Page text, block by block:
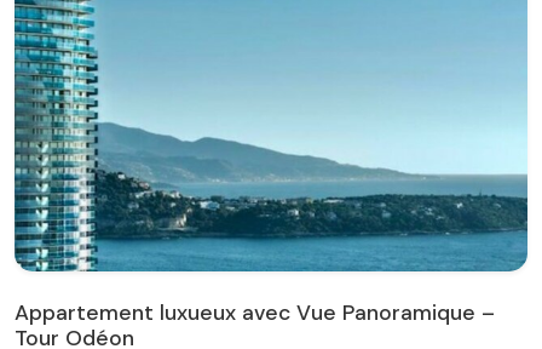
Appartement luxueux avec Vue Panoramique –
Tour Odéon